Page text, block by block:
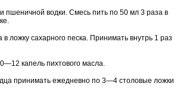
пшеничной водки. Смесь пить по 50 мл 3 раза в
ложку сахарного песка. Принимать внутрь 1 раз
капель пихтового масла.
принимать ежедневно по 3—4 столовые ложки